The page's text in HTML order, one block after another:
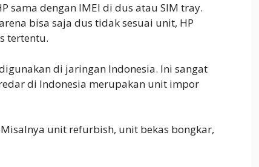
sama dengan IMEI di dus atau SIM tray.
bisa saja dus tidak sesuai unit, HP
tertentu.
di jaringan Indonesia. Ini sangat
di Indonesia merupakan unit impor
unit refurbish, unit bekas bongkar,